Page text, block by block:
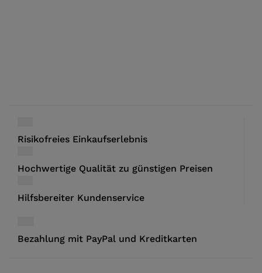
Risikofreies Einkaufserlebnis
Hochwertige Qualität zu günstigen Preisen
Hilfsbereiter Kundenservice
Bezahlung mit PayPal und Kreditkarten